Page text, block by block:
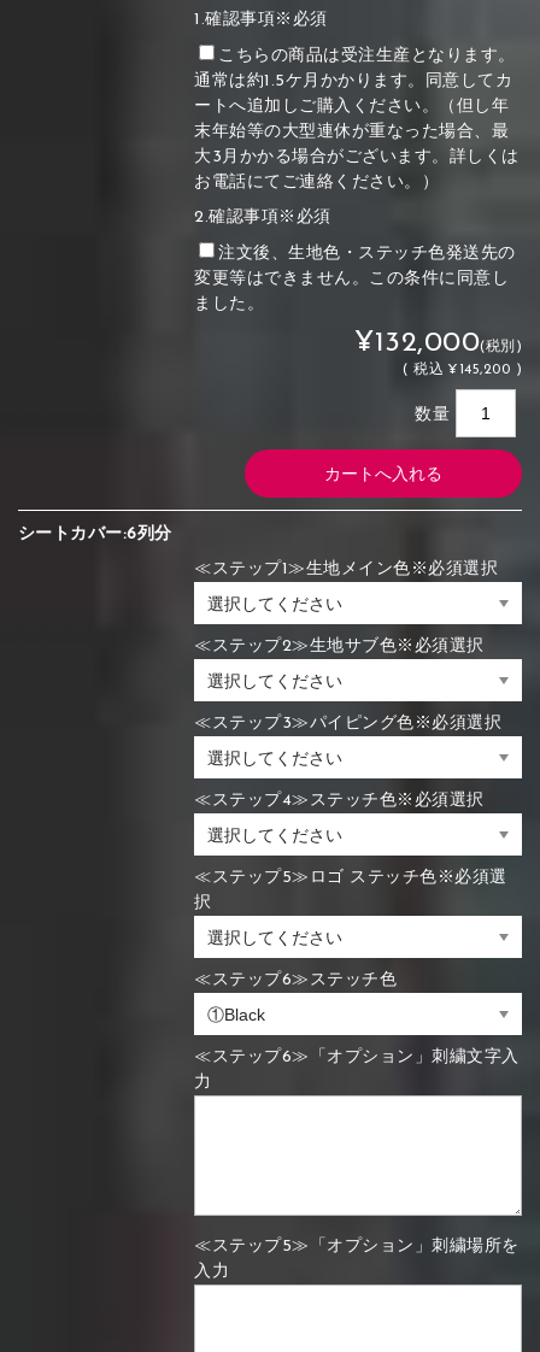
1.確認事項※必須
こちらの商品は受注生産となります。
通常は約1.5ケ月かかります。同意してカ
ートへ追加しご購入ください。（但し年
末年始等の大型連休が重なった場合、最
大3月かかる場合がございます。詳しくは
お電話にてご連絡ください。）
2.確認事項※必須
注文後、生地色・ステッチ色発送先の
変更等はできません。この条件に同意し
ました。
¥132,000(税別)
(税込 ¥145,200 )
数量
シートカバー:6列分
≪ステップ1≫生地メイン色※必須選択
≪ステップ2≫生地サブ色※必須選択
≪ステップ3≫パイピング色※必須選択
≪ステップ4≫ステッチ色※必須選択
≪ステップ5≫ロゴ ステッチ色※必須選
択
≪ステップ6≫ステッチ色
≪ステップ6≫「オプション」刺繍文字入
力
≪ステップ5≫「オプション」刺繍場所を
入力